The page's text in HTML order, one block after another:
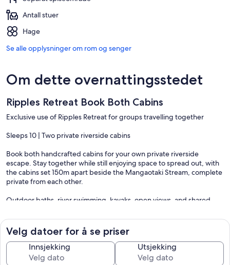
Antall stuer
Hage
Se alle opplysninger om rom og senger
Om dette overnattingsstedet
Ripples Retreat Book Both Cabins
Exclusive use of Ripples Retreat for groups travelling together
Sleeps 10 | Two private riverside cabins
Book both handcrafted cabins for your own private riverside
escape. Stay together while still enjoying space to spread out, with
the cabins set 150m apart beside the Mangaotaki Stream, complete
private from each other.
Outdoor baths, river swimming, kayaks, open views, and shared
and slower group stays.
River Song
Studio with king bed + cosy nook, full kitchen, outdoor bath, own
Velg datoer for å se priser
Innsjekking Utsjekking